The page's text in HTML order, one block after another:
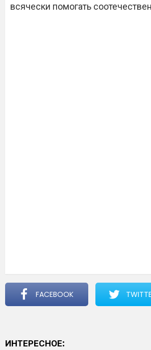
всячески помогать
FACEBOOK
ИНТЕРЕСНОЕ: